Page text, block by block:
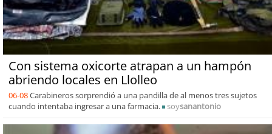
Con sistema oxicorte atrapan a un hampón
abriendo locales en Llolleo
06-08Carabineros sorprendió a una pandilla de al menos tres sujetos
cuando intentaba ingresar a una farmacia.
soysanantonio